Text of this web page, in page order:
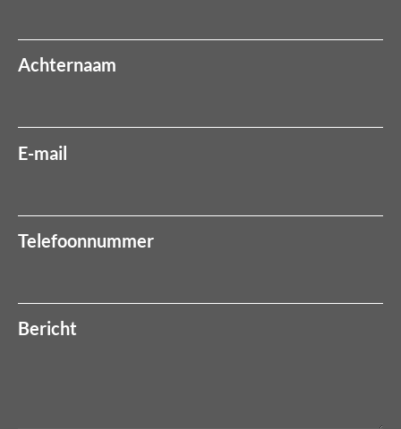
Achternaam
E-mail
Telefoonnummer
Bericht